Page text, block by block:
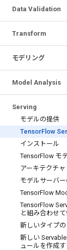
Data Validation
Transform
モデリング
Model Analysis
Serving
モデルの提供
TensorFlow
インストール
TensorFlow モ
アーキテクチャ
モデルサーバ
TensorFlow
TensorFlow
と組み合わせ
新しいタイプ
新しい
ュールを作成す